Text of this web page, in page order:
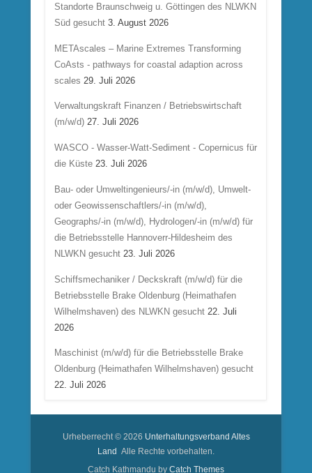
Standorte Braunschweig u. Göttingen des NLWKN
Süd gesucht 3. August 2026
METAscales – Marine Extremes Transforming
CoAsts - pathways for coastal adaption across
scales 29. Juli 2026
Verwaltungskraft Finanzen / Betriebswirtschaft
(m/w/d) 27. Juli 2026
WASCO - Wasser-Watt-Sediment - Copernicus für
die Küste 23. Juli 2026
Bau- oder Umweltingenieurs/-in (m/w/d), Umwelt-
oder Geowissenschaftlers/-in (m/w/d),
Geographs/-in (m/w/d), Hydrologen/-in (m/w/d) für
die Betriebsstelle Hannoverr-Hildesheim des
NLWKN gesucht 23. Juli 2026
Schiffsmechaniker / Deckskraft (m/w/d) für die
Betriebsstelle Brake Oldenburg (Heimathafen
Wilhelmshaven) des NLWKN gesucht 22. Juli
2026
Maschinist (m/w/d) für die Betriebsstelle Brake
Oldenburg (Heimathafen Wilhelmshaven) gesucht
22. Juli 2026
Urheberrecht © 2026 Unterhaltungsverband Altes
Land Alle Rechte vorbehalten.
Catch Kathmandu by Catch Themes